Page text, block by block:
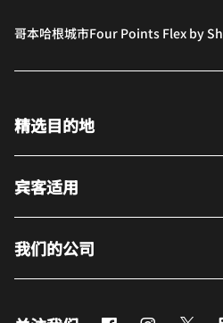
哥本哈根城市Four Points Flex by
精选目的地
宾客适用
我们的公司